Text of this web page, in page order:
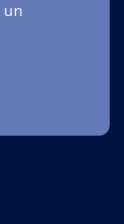
un